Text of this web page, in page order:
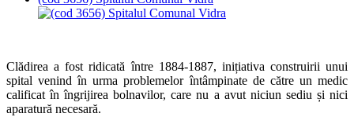
Clădirea a fost ridicată între 1884-1887, inițiativa construirii unui
spital venind în urma problemelor întâmpinate de către un medic
calificat în îngrijirea bolnavilor, care nu a avut niciun sediu și nici
aparatură necesară.